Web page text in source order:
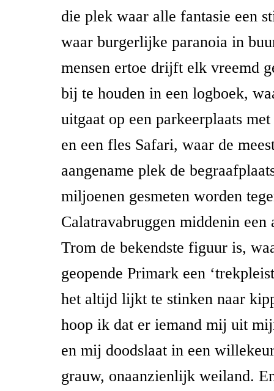
die plek waar alle fantasie een
waar burgerlijke paranoia in
mensen ertoe drijft elk vreemd
bij te houden in een logboek,
uitgaat op een parkeerplaats
en een fles Safari, waar de
aangename plek de
miljoenen gesmeten worden
Calatravabruggen middenin
Trom de bekendste figuur is,
geopende Primark een
het altijd lijkt te stinken naar
hoop ik dat er iemand mij uit
en mij doodslaat in een
grauw, onaanzienlijk weiland.